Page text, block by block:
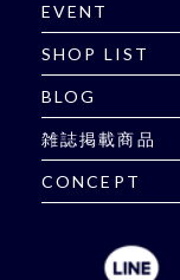
EVENT
SHOP LIST
BLOG
雑誌掲載商品
CONCEPT